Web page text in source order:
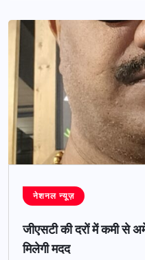
नेशनल न्यूज़
जीएसटी की दरों में कमी से
मिलेगी मदद